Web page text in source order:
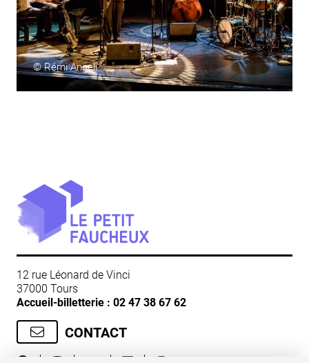
© Rémi Angeli
12 rue Léonard de Vinci
37000 Tours
Accueil-billetterie : 02 47 38 67 62
CONTACT